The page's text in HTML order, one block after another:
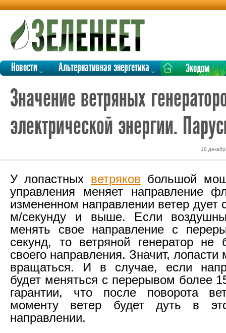
Новости Альтернативная энергетика Экодом
Значение ветряных
электрической энергии.
18
У лопастных ветряков большой
управления меняет направление
измененном направлении ветер дует
м/секунду и выше. Если
менять свое направление с
секунд, то ветряной генератор не
своего направления. Значит, лопасти
вращаться. И в случае, если
будет меняться с перерывом более
гарантии, что после поворота
моменту ветер будет дуть в
направлении.